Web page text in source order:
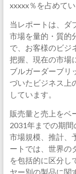
xxxxx％を占めてい
当レポートは、ダ
市場を量的・質的
で、お客様のビジ
把握、現在の市場
ブルガーダーブリ
づいたビジネス上
しています。
販売量と売上をベ
2031年までの期
市場規模、推計、
ートでは、世界の
を包括的に区分し
ヤー別の製品に関